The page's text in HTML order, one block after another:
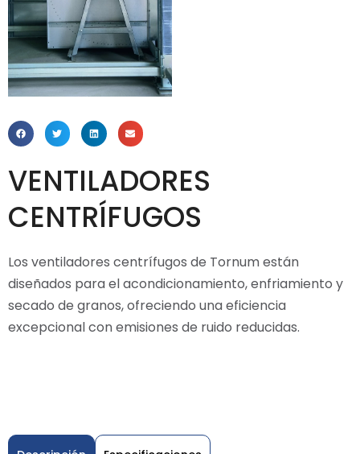
VENTILADORES
CENTRÍFUGOS
Los ventiladores centrífugos de Tornum están
diseñados para el acondicionamiento, enfriamiento y
secado de granos, ofreciendo una eficiencia
excepcional con emisiones de ruido reducidas.